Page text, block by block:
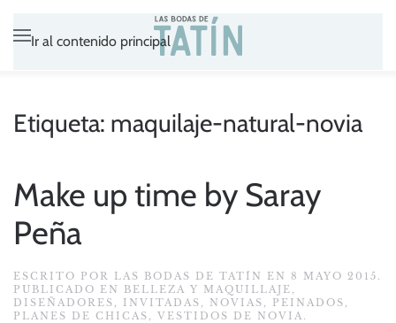
Ir al contenido principal
Etiqueta: maquilaje-natural-novia
Make up time by Saray
Peña
ESCRITO POR LAS BODAS DE TATÍN EN 8 MAYO 2015 .
PUBLICADO EN BELLEZA Y MAQUILLAJE ,
DISEÑADORES , INVITADAS , NOVIAS , PEINADOS ,
PLANES DE CHICAS , VESTIDOS DE NOVIA .